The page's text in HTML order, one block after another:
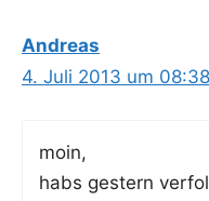
Andreas
4. Juli 2013 um
moin,
habs ges­tern